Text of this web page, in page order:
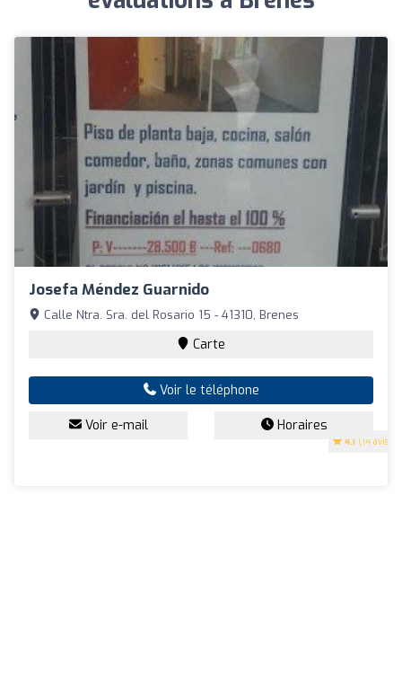
Josefa Méndez Guarnido
4.1 (14 avis)
Calle Ntra. Sra. del Rosario 15 - 41310, Brenes
Carte
Voir le téléphone
Voir e-mail Horaires